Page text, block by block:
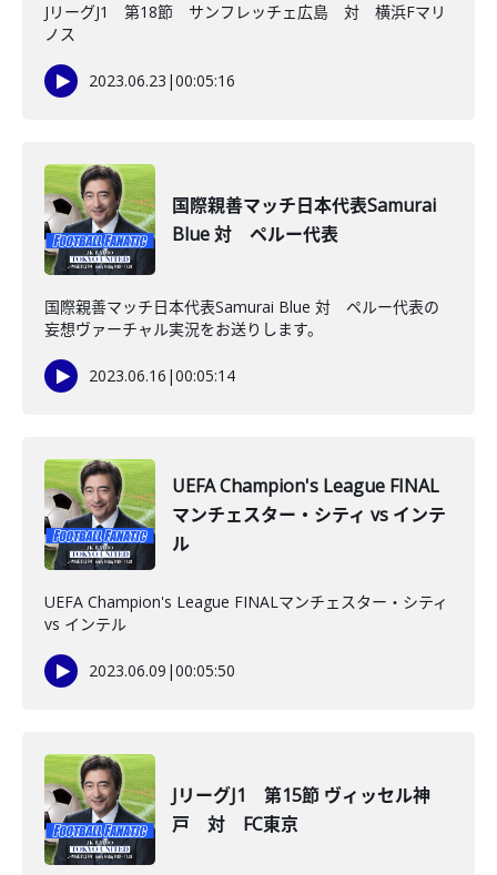
JリーグJ1 第18節 サンフレッチェ広島 対 横浜Fマリ
ノス
2023.06.23 |00:05:16
国際親善マッチ日本代表Samurai
Blue 対 ペルー代表
国際親善マッチ日本代表Samurai Blue 対 ペルー代表の
妄想ヴァーチャル実況をお送りします。
2023.06.16 |00:05:14
UEFA Champion's League FINAL
マンチェスター・シティ vs インテ
ル
UEFA Champion's League FINALマンチェスター・シティ
vs インテル
2023.06.09 |00:05:50
JリーグJ1 第15節 ヴィッセル神
戸 対 FC東京